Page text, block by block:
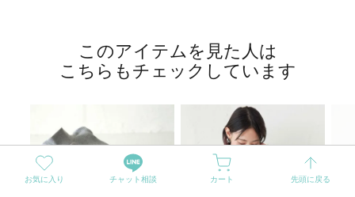
このアイテムを見た人は
こちらもチェックしています
お気に入り チャット相談 カート 先頭に戻る